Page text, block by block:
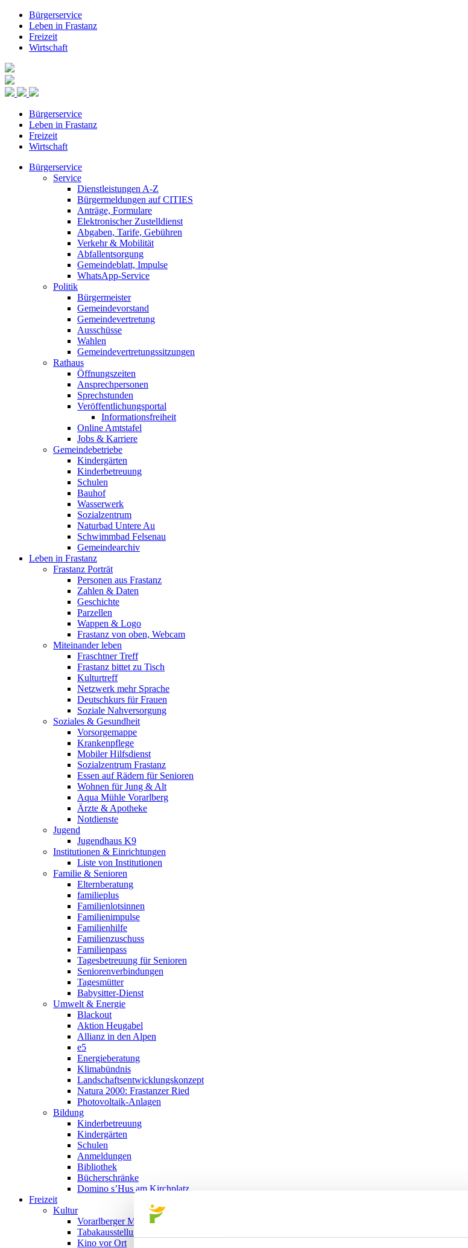
Bürgerservice
Leben in Frastanz
Freizeit
Wirtschaft
Bürgerservice
Leben in Frastanz
Freizeit
Wirtschaft
Bürgerservice
Service
Dienstleistungen A-Z
Bürgermeldungen auf CITIES
Anträge, Formulare
Elektronischer Zustelldienst
Abgaben, Tarife, Gebühren
Verkehr & Mobilität
Abfallentsorgung
Gemeindeblatt, Impulse
WhatsApp-Service
Politik
Bürgermeister
Gemeindevorstand
Gemeindevertretung
Ausschüsse
Wahlen
Gemeindevertretungssitzungen
Rathaus
Öffnungszeiten
Ansprechpersonen
Sprechstunden
Veröffentlichungsportal
Informationsfreiheit
Online Amtstafel
Jobs & Karriere
Gemeindebetriebe
Kindergärten
Kinderbetreuung
Schulen
Bauhof
Wasserwerk
Sozialzentrum
Naturbad Untere Au
Schwimmbad Felsenau
Gemeindearchiv
Leben in Frastanz
Frastanz Porträt
Personen aus Frastanz
Zahlen & Daten
Geschichte
Parzellen
Wappen & Logo
Frastanz von oben, Webcam
Miteinander leben
Fraschtner Treff
Frastanz bittet zu Tisch
Kulturtreff
Netzwerk mehr Sprache
Deutschkurs für Frauen
Soziale Nahversorgung
Soziales & Gesundheit
Vorsorgemappe
Krankenpflege
Mobiler Hilfsdienst
Sozialzentrum Frastanz
Essen auf Rädern für Senioren
Wohnen für Jung & Alt
Aqua Mühle Vorarlberg
Ärzte & Apotheke
Notdienste
Jugend
Jugendhaus K9
Institutionen & Einrichtungen
Liste von Institutionen
Familie & Senioren
Elternberatung
familieplus
Familienlotsinnen
Familienimpulse
Familienhilfe
Familienzuschuss
Familienpass
Tagesbetreuung für Senioren
Seniorenverbindungen
Tagesmütter
Babysitter-Dienst
Umwelt & Energie
Blackout
Aktion Heugabel
Allianz in den Alpen
e5
Energieberatung
Klimabündnis
Landschaftsentwicklungskonzept
Natura 2000: Frastanzer Ried
Photovoltaik-Anlagen
Bildung
Kinderbetreuung
Kindergärten
Schulen
Anmeldungen
Bibliothek
Bücherschränke
Domino s’Hus am Kirchplatz
Freizeit
Kultur
Vorarlberger Museumswelt
Tabakausstellung
Kino vor Ort